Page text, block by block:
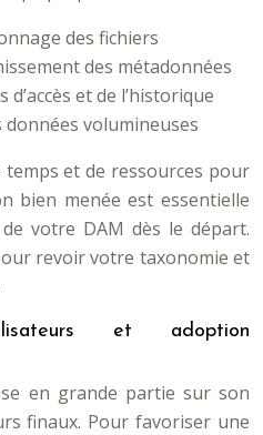
des fichiers
des métadonnées
et de l’historique
volumineuses
et de ressources pour
bien menée est essentielle
votre DAM dès le départ.
revoir votre taxonomie et
et adoption
en grande partie sur son
finaux. Pour favoriser une